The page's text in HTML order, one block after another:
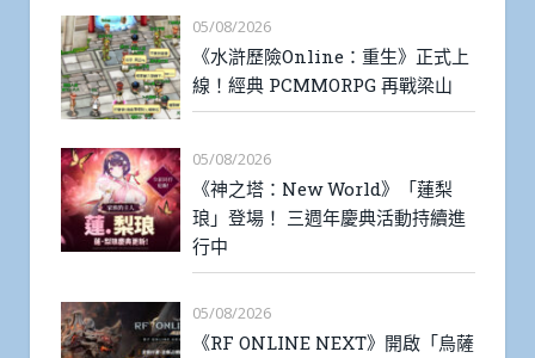
05/08/2026
《水滸歷險Online：重生》正式上
線！經典 PCMMORPG 再戰梁山
05/08/2026
《神之塔：New World》「蓮梨
琅」登場！ 三週年慶典活動持續進
行中
05/08/2026
《RF ONLINE NEXT》開啟「烏薩